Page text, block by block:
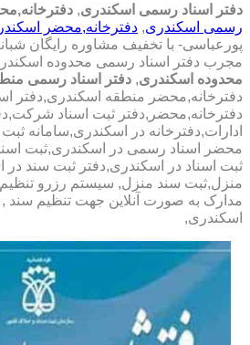
دفتر اسناد رسمی اسکندری,
رسمی اسکندری, دفترخانه,محضر
پورعباسی- با تخفیف مشاوره رايگان
مجرب دفتر اسناد رسمی محدوده
محدوده اسکندری, دفتر اسناد رسمی
دفترخانه,محضر منطقه اسکندری,دفتر
دفترخانه,محضر,دفتر ثبت اسناد
ادارات,دفترخانه در اسکندری,سامانه
محضر اسناد رسمی در اسکندری,ثبت
ثبت اسناد در اسکندری,دفتر ثبت سند
منزل,ثبت سند منزل, سیستم رزرو
مدارک به صورت آنلاین جهت تنظیم سند ,
اسکندری,